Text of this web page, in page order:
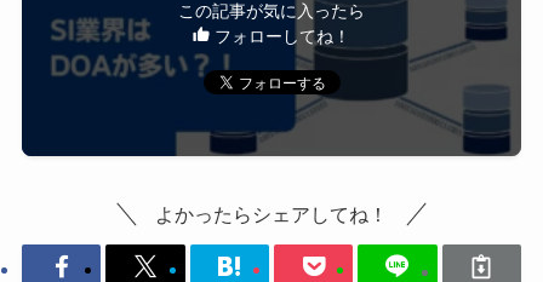
この記事が気に入ったら
フォローしてね！
よかったらシェアしてね！